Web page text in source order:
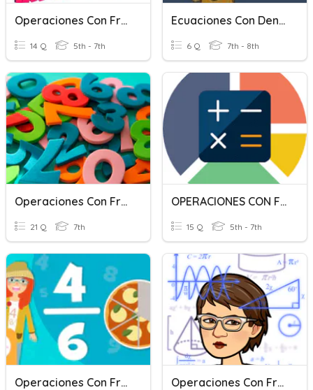
Operaciones Con Fracciones 6º
14 Q 5th - 7th
Ecuaciones Con Denominadores II
6 Q 7th - 8th
Operaciones Con Fracciones
21 Q 7th
OPERACIONES CON FRACCIONES
15 Q 5th - 7th
Operaciones Con Fracciones Operaciones Con Fracciones